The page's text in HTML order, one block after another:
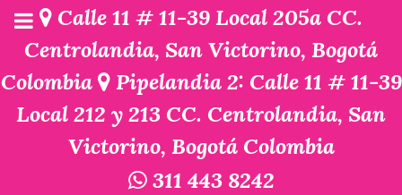
Calle 11 # 11-39 Local 205a CC.
Centrolandia, San Victorino, Bogotá
Colombia
Pipelandia 2: Calle 11 # 11-39
Local 212 y 213 CC. Centrolandia, San
Victorino, Bogotá Colombia
311 443 8242